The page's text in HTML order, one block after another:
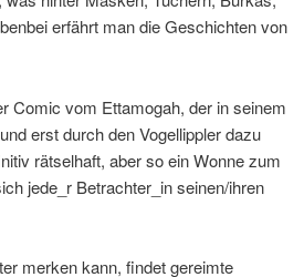
erfährt man die Geschichten von
Comic vom Ettamogah, der in seinem
erst durch den Vogellippler dazu
rätselhaft, aber so ein Wonne zum
jede_r Betrachter_in seinen/ihren
merken kann, findet gereimte